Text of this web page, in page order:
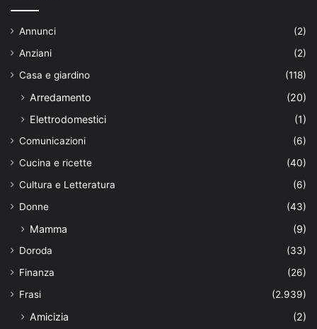
Annunci
(2)
Anziani
(2)
Casa e giardino
(118)
Arredamento
(20)
Elettrodomestici
(1)
Comunicazioni
(6)
Cucina e ricette
(40)
Cultura e Letteratura
(6)
Donne
(43)
Mamma (9)
Doroda
(33)
Finanza
(26)
Frasi
(2.939)
Amicizia
(2)